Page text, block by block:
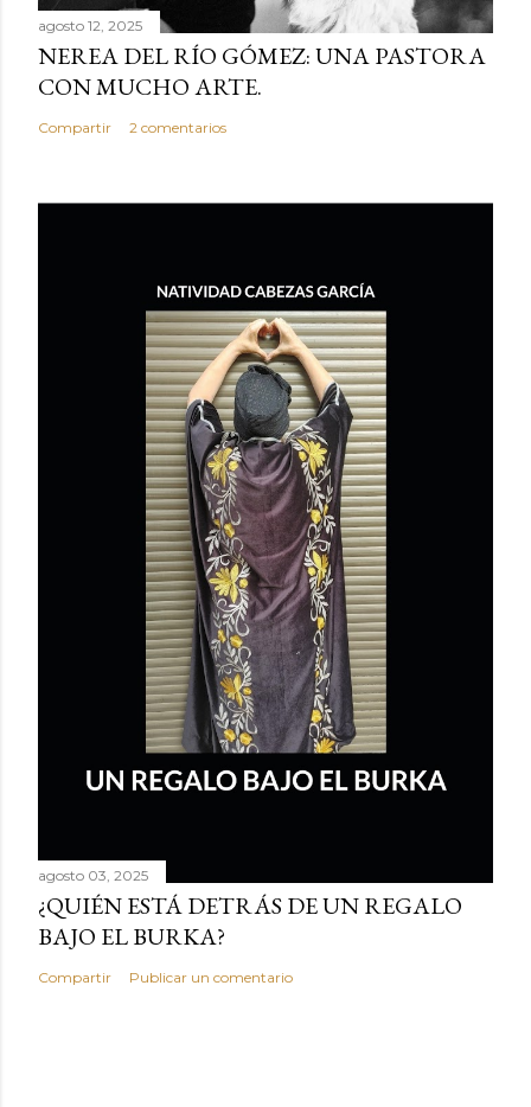
agosto 12, 2025
NEREA DEL RÍO GÓMEZ: UNA PASTORA
CON MUCHO ARTE.
Compartir 2 comentarios
agosto 03, 2025
¿QUIÉN ESTÁ DETRÁS DE UN REGALO
BAJO EL BURKA?
Compartir Publicar un comentario